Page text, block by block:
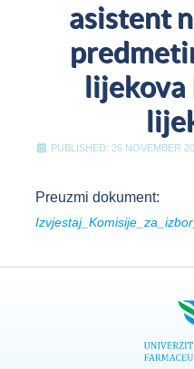
asistent
lijekova
PUBLISHED: 26 NOVEMBER
Preuzmi dokument: